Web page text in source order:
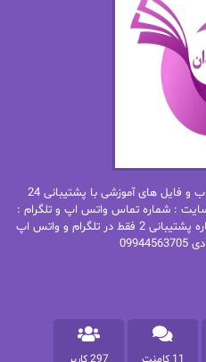
باران
بهار سلطانی
بهاره شیرازی
بهاره.م
بیتا فرخی
پرتو فرهمند
پرستو اسحقی
پرهام رسولی
سایت اخودان مرجع کامل رمان و کتاب و فایل های آموزشی با پشتیبانی 24
سایت : شماره تماس واتس اپ و تلگرام :
عباس علی میرزائی 09221706572 شماره پشتیبانی 2 فقط در تلگرام و واتس اپ
11 کامنت 297 کاربر